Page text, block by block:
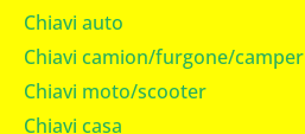
Chiavi auto
Chiavi camion/furgone/camper
Chiavi moto/scooter
Chiavi casa